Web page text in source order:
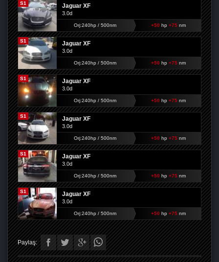
S1 Jaguar XF
3.0d
Orj:240hp / 500nm +50 hp +75nm
S1 Jaguar XF
3.0d
Orj:240hp / 500nm +50 hp +75nm
S1 Jaguar XF
3.0d
Orj:240hp / 500nm +50 hp +75nm
S1 Jaguar XF
3.0d
Orj:240hp / 500nm +50 hp +75nm
S1 Jaguar XF
3.0d
Orj:240hp / 500nm +50 hp +75nm
S1 Jaguar XF
3.0d
Orj:240hp / 500nm +50 hp +75nm
Paylaş: